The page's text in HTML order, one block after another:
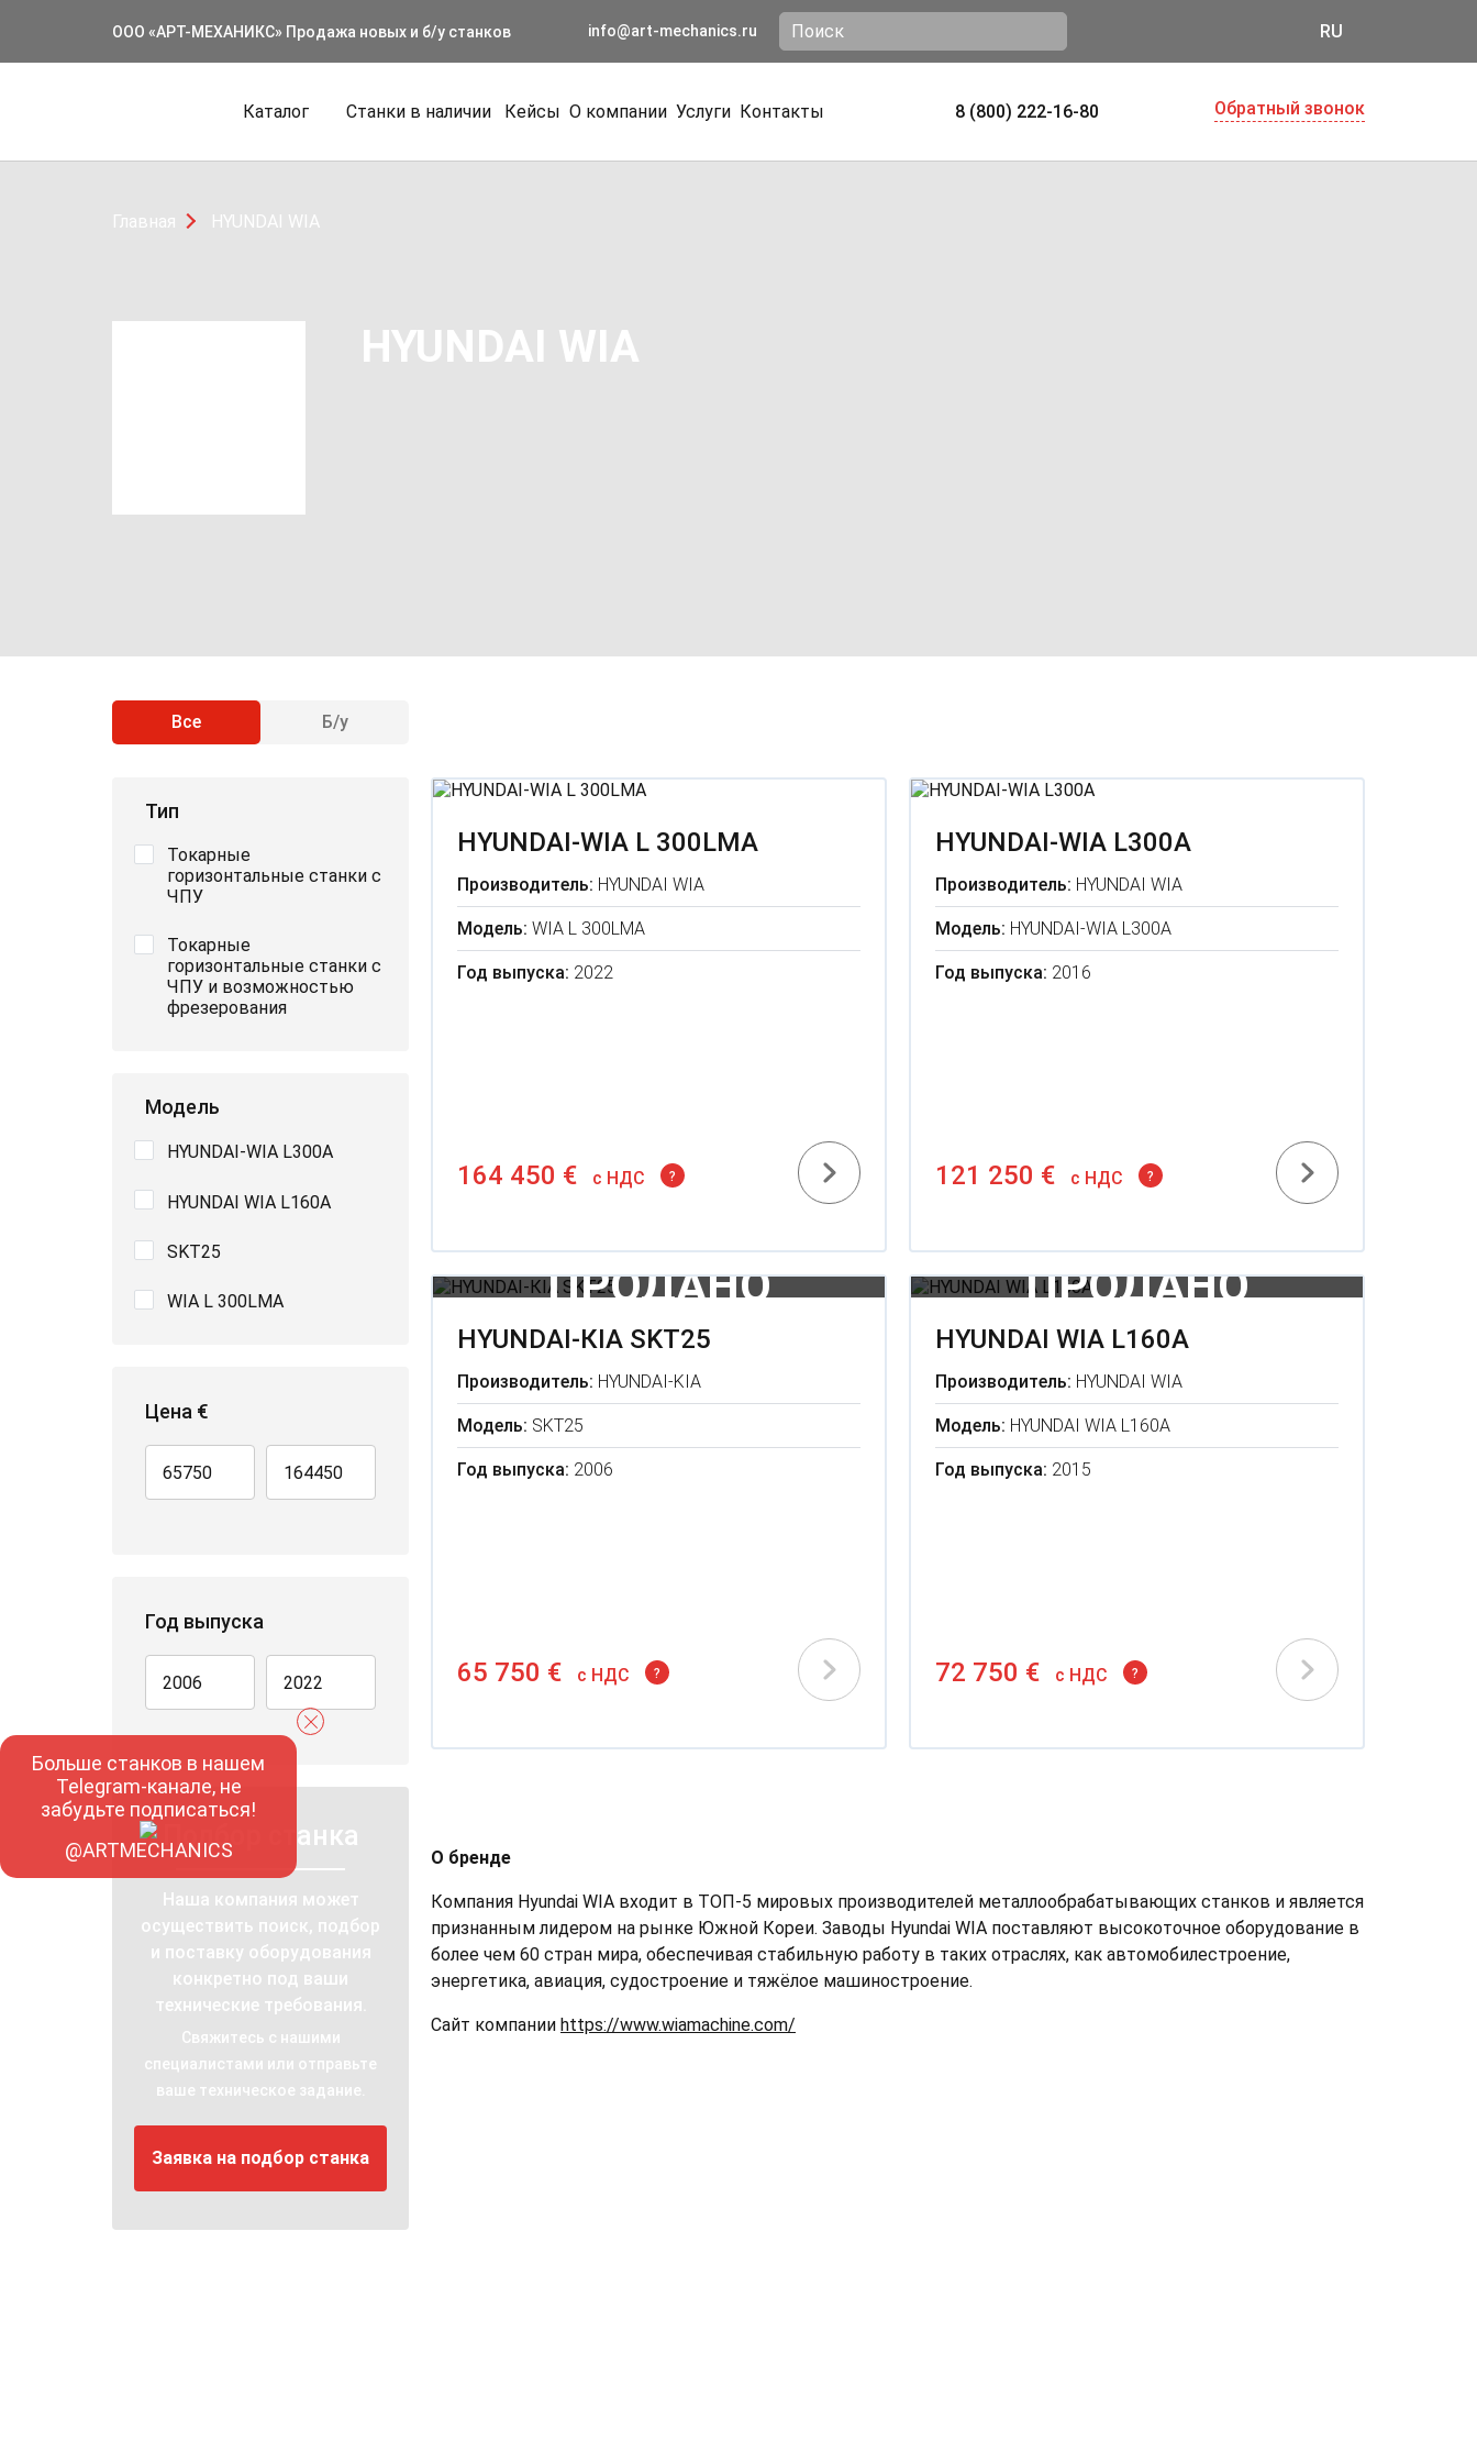
ООО «АРТ-МЕХАНИКС» Продажа новых и б/у станков info@art-mechanics.ru RU
Каталог Станки в наличии Кейсы О компании Услуги Контакты 8 (800) 222-16-80 Обратный звонок
Главная HYUNDAI WIA
HYUNDAI WIA
Все Б/у
Тип
Токарные
горизонтальные станки с
ЧПУ
Токарные
горизонтальные станки с
ЧПУ и возможностью
фрезерования
Модель
HYUNDAI-WIA L300A
HYUNDAI WIA L160A
SKT25
WIA L 300LMA
Цена €
Год выпуска
Подбор станка
Наша компания может
осуществить поиск, подбор
и поставку оборудования
конкретно под ваши
технические требования.
Свяжитесь с нашими
специалистами или отправьте
ваше техническое задание.
Заявка на подбор станка
HYUNDAI-WIA L 300LMA
Производитель: HYUNDAI WIA
Модель: WIA L 300LMA
Год выпуска: 2022
164 450 € c НДС ?
HYUNDAI-WIA L300A
Производитель: HYUNDAI WIA
Модель: HYUNDAI-WIA L300A
Год выпуска: 2016
121 250 € c НДС ?
НYUNDАI-КIA SKT25
Производитель: HYUNDAI-KIA
Модель: SKT25
Год выпуска: 2006
65 750 € c НДС ?
HYUNDAI WIA L160A
Производитель: HYUNDAI WIA
Модель: HYUNDAI WIA L160A
Год выпуска: 2015
72 750 € c НДС ?
О бренде
Компания Hyundai WIA входит в ТОП-5 мировых производителей металлообрабатывающих станков и является
признанным лидером на рынке Южной Кореи. Заводы Hyundai WIA поставляют высокоточное оборудование в
более чем 60 стран мира, обеспечивая стабильную работу в таких отраслях, как автомобилестроение,
энергетика, авиация, судостроение и тяжёлое машиностроение.
Сайт компании https://www.wiamachine.com/
Больше станков в нашем
Telegram-канале, не
забудьте подписаться!
@ARTMECHANICS